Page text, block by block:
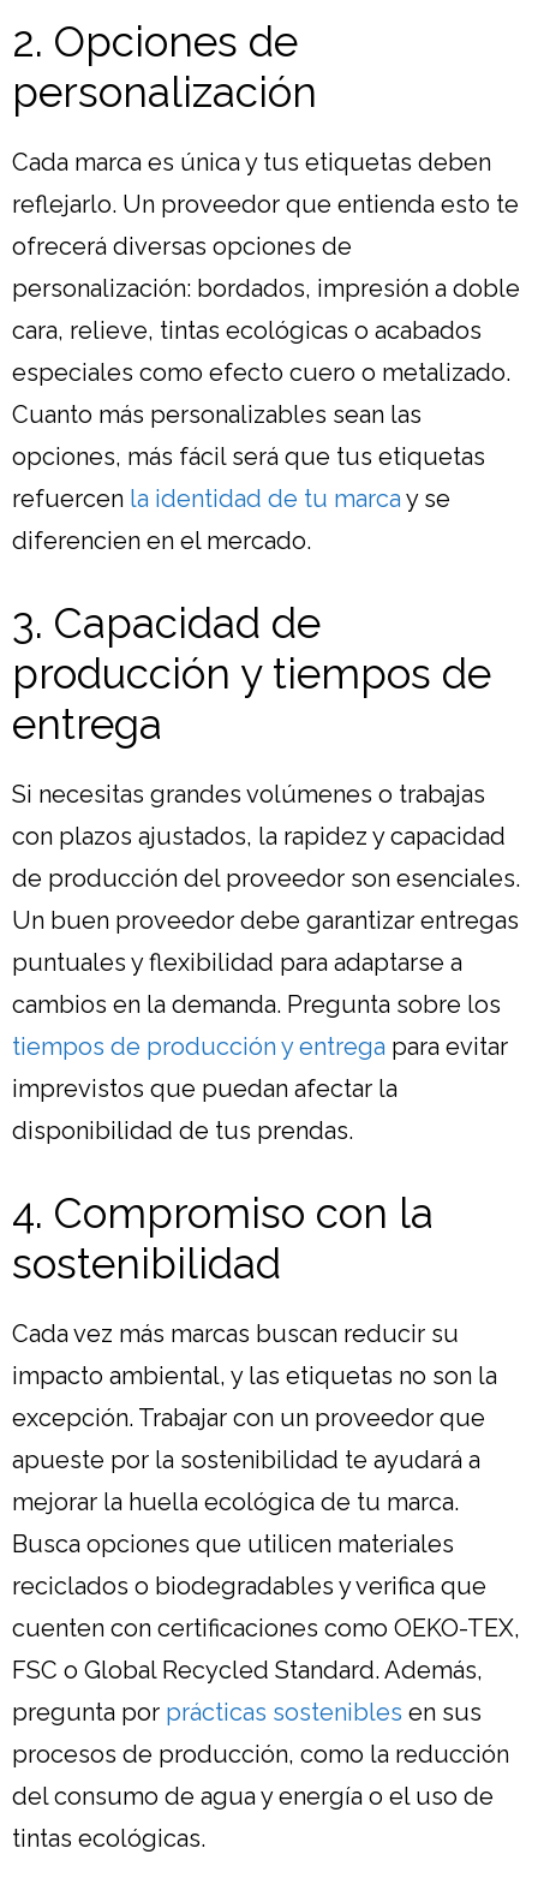
2. Opciones de
personalización
Cada marca es única y tus etiquetas deben
reflejarlo. Un proveedor que entienda esto te
ofrecerá diversas opciones de
personalización: bordados, impresión a doble
cara, relieve, tintas ecológicas o acabados
especiales como efecto cuero o metalizado.
Cuanto más personalizables sean las
opciones, más fácil será que tus etiquetas
refuercen la identidad de tu marca y se
diferencien en el mercado.
3. Capacidad de
producción y tiempos de
entrega
Si necesitas grandes volúmenes o trabajas
con plazos ajustados, la rapidez y capacidad
de producción del proveedor son esenciales.
Un buen proveedor debe garantizar entregas
puntuales y flexibilidad para adaptarse a
cambios en la demanda. Pregunta sobre los
tiempos de producción y entrega para evitar
imprevistos que puedan afectar la
disponibilidad de tus prendas.
4. Compromiso con la
sostenibilidad
Cada vez más marcas buscan reducir su
impacto ambiental, y las etiquetas no son la
excepción. Trabajar con un proveedor que
apueste por la sostenibilidad te ayudará a
mejorar la huella ecológica de tu marca.
Busca opciones que utilicen materiales
reciclados o biodegradables y verifica que
cuenten con certificaciones como OEKO-TEX,
FSC o Global Recycled Standard. Además,
pregunta por prácticas sostenibles en sus
procesos de producción, como la reducción
del consumo de agua y energía o el uso de
tintas ecológicas.